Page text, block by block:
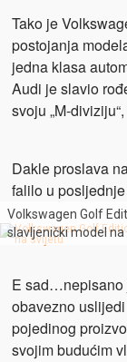
Tako je
postojanja
jedna klasa
Audi je slavio
svoju „M-
Dakle proslava
falilo u
Volkswagen Golf
slavljenički model na
E sad…nepisano
obavezno
pojedinog
svojim budućim